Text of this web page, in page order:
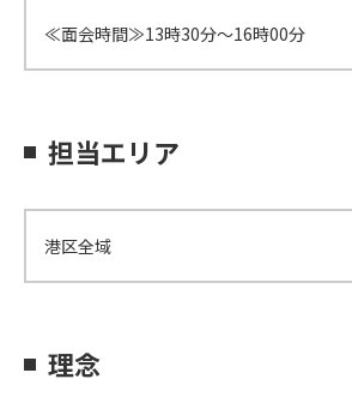
≪面会時間≫13時30分～16時00分
担当エリア
港区全域
理念